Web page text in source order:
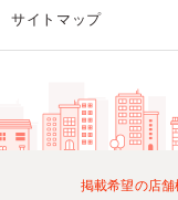
サイトマップ
掲載希望の店舗